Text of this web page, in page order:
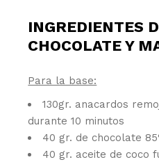
INGREDIENTES
CHOCOLATE Y
Para la base:
130gr. anacardos
durante 10 minutos
40 gr. de chocolate
40 gr. aceite de coco